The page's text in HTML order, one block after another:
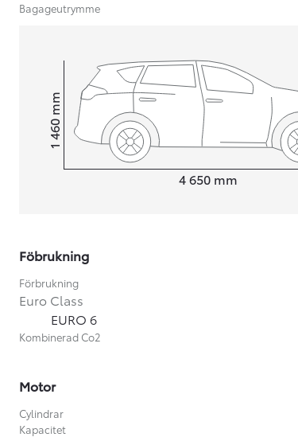
Från 599 900 kr
Nya Corolla Cross
HYBRID
Bagageutrymme
4 650 mm
Height1 460
mm
Föbrukning
Förbrukning
Euro Class
EURO 6
Kombinerad Co2
Motor
Cylindrar
Kapacitet